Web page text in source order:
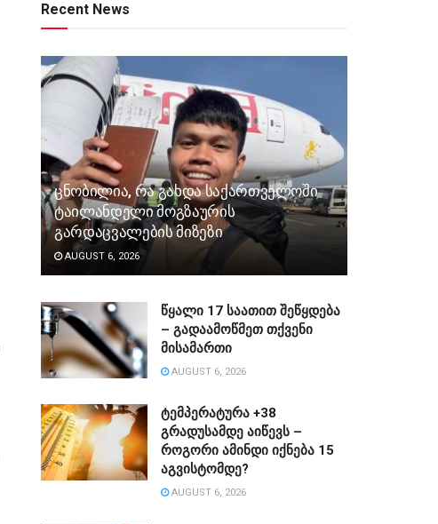
Recent News
ცნობილია, რა გახდა საქართველოში
ტაილანდელი მოგზაურის
გარდაცვალების მიზეზი
AUGUST 6, 2026
წყალი 17 საათით შეწყდება
– გადაამოწმეთ თქვენი
მისამართი
AUGUST 6, 2026
ტემპერატურა +38
გრადუსამდე აიწევს –
როგორი ამინდი იქნება 15
აგვისტომდე?
AUGUST 6, 2026